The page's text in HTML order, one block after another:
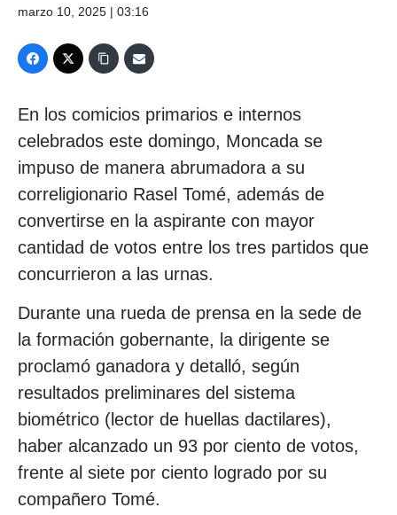
marzo 10, 2025 | 03:16
En los comicios primarios e internos
celebrados este domingo, Moncada se
impuso de manera abrumadora a su
correligionario Rasel Tomé, además de
convertirse en la aspirante con mayor
cantidad de votos entre los tres partidos que
concurrieron a las urnas.
Durante una rueda de prensa en la sede de
la formación gobernante, la dirigente se
proclamó ganadora y detalló, según
resultados preliminares del sistema
biométrico (lector de huellas dactilares),
haber alcanzado un 93 por ciento de votos,
frente al siete por ciento logrado por su
compañero Tomé.